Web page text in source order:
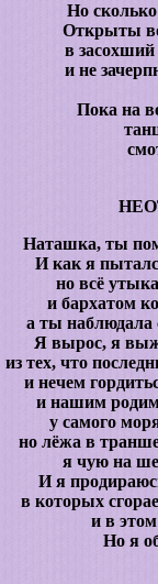
Но
Открыты
в засохший
и не
Пока на
Наташка, ты
И как я
но всё
и бархатом
а ты наблюдала
Я вырос, я
из тех, что
и нечем
и нашим
у самого
но лёжа в
я чую на
И я
в которых
и в этом
Но я